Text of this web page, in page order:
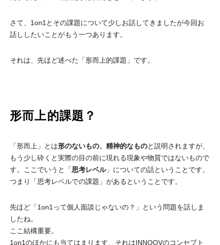
さて、1on1とその課題について少しお話してきましたが今回お
話ししたいことがもう一つあります。
それは、先ほど述べた「形而上的課題」です。
形而上的課題？
「形而上」とは形のないもの、精神的なものと説明されますが、
もう少し砕くと実際の目の前に現れる現象や物質ではないもので
す。ここでいうと「思考レベル」についての話ということです。
つまり「思考レベルでの課題」があるということです。
先ほど「1on1って個人面談じゃないの？」という問題を話しま
したね。
ここ結構重要。
1on1のほかにも当てはまります、それはINNOOVのコンセプト